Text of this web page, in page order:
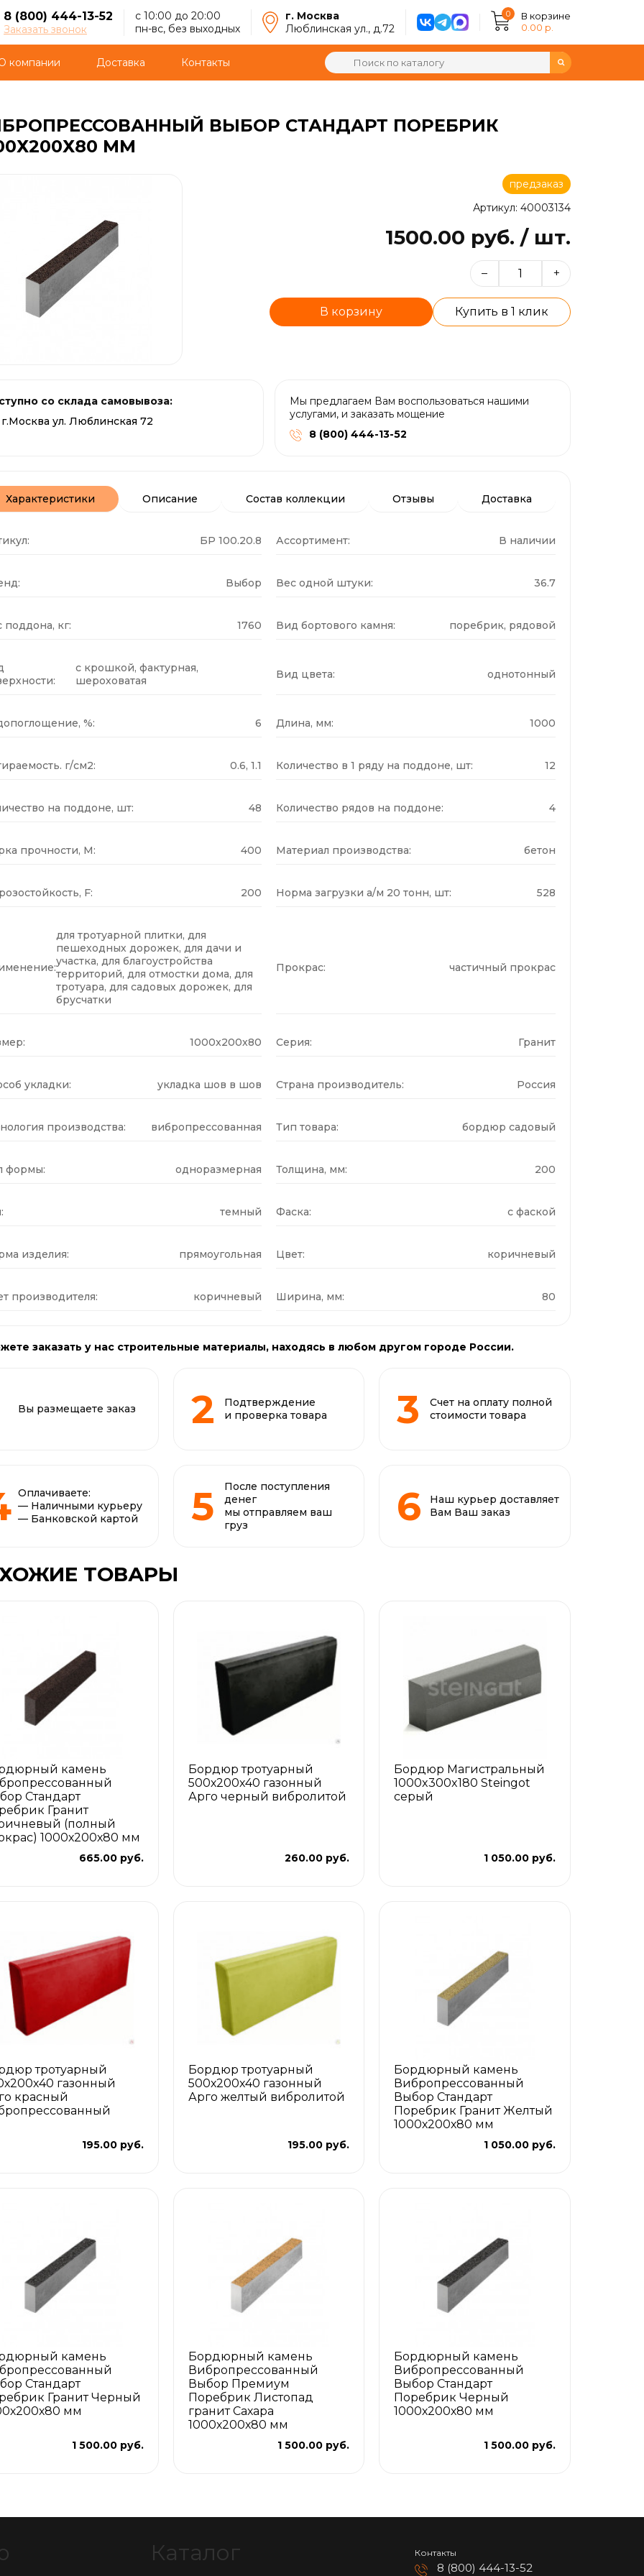
8 (800) 444-13-52
Заказать звонок
с 10:00 до 20:00
пн-вс, без выходных
г. Москва
Люблинская ул., д.72
0
В корзине
0.00 р.
компании Доставка Контакты
ВЫБОР СТАНДАРТ ПОРЕБРИК
ММ
предзаказ
Артикул: 40003134
1500.00 руб. / шт.
– +
В корзину Купить в 1 клик
со склада самовывоза:
г.Москва ул. Люблинская 72
Мы предлагаем Вам воспользоваться нашими
услугами, и заказать мощение
8 (800) 444-13-52
Характеристики Описание Состав коллекции Отзывы Доставка
БР 100.20.8 Ассортимент: В наличии
Выбор Вес одной штуки: 36.7
поддона, кг: 1760 Вид бортового камня: поребрик, рядовой
с крошкой, фактурная,
шероховатая
Вид цвета: однотонный
%: 6 Длина, мм: 1000
г/см2: 0.6, 1.1 Количество в 1 ряду на поддоне, шт: 12
на поддоне, шт: 48 Количество рядов на поддоне: 4
прочности, М: 400 Материал производства: бетон
F: 200 Норма загрузки а/м 20 тонн, шт: 528
для тротуарной плитки, для
пешеходных дорожек, для дачи и
участка, для благоустройства
территорий, для отмостки дома, для
тротуара, для садовых дорожек, для
брусчатки
Прокрас: частичный прокрас
1000x200x80 Серия: Гранит
укладки: укладка шов в шов Страна производитель: Россия
производства: вибропрессованная Тип товара: бордюр садовый
формы: одноразмерная Толщина, мм: 200
темный Фаска: с фаской
изделия: прямоугольная Цвет: коричневый
производителя: коричневый Ширина, мм: 80
заказать у нас строительные материалы, находясь в любом другом городе России.
Вы размещаете заказ
Подтверждение
и проверка товара
Счет на оплату полной
стоимости товара
Оплачиваете:
— Наличными курьеру
— Банковской картой
После поступления
денег
мы отправляем ваш
груз
Наш курьер доставляет
Вам Ваш заказ
ТОВАРЫ
камень
Стандарт
Гранит
(полный
1000х200х80 мм
665.00 руб.
Бордюр тротуарный
500х200х40 газонный
Арго черный вибролитой
260.00 руб.
Бордюр Магистральный
1000x300x180 Steingot
серый
1 050.00 руб.
тротуарный
газонный
красный
195.00 руб.
Бордюр тротуарный
500х200х40 газонный
Арго желтый вибролитой
195.00 руб.
Бордюрный камень
Вибропрессованный
Выбор Стандарт
Поребрик Гранит Желтый
1000х200х80 мм
1 050.00 руб.
камень
Стандарт
Гранит Черный
мм
1 500.00 руб.
Бордюрный камень
Вибропрессованный
Выбор Премиум
Поребрик Листопад
гранит Сахара
1000х200х80 мм
1 500.00 руб.
Бордюрный камень
Вибропрессованный
Выбор Стандарт
Поребрик Черный
1000х200х80 мм
1 500.00 руб.
Каталог Контакты
8 (800) 444-13-52